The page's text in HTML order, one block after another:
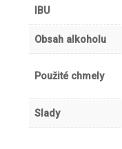
IBU
Obsah alkoholu
Použité chmely
Slady